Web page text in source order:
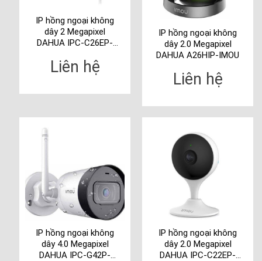
IP hồng ngoại không
dây 2 Megapixel
DAHUA IPC-C26EP-
Liên hệ
IP hồng ngoại không
dây 2.0 Megapixel
DAHUA A26HIP-IMOU
Liên hệ
IP hồng ngoại không
dây 4.0 Megapixel
DAHUA IPC-G42P-
IP hồng ngoại không
dây 2.0 Megapixel
DAHUA IPC-C22EP-